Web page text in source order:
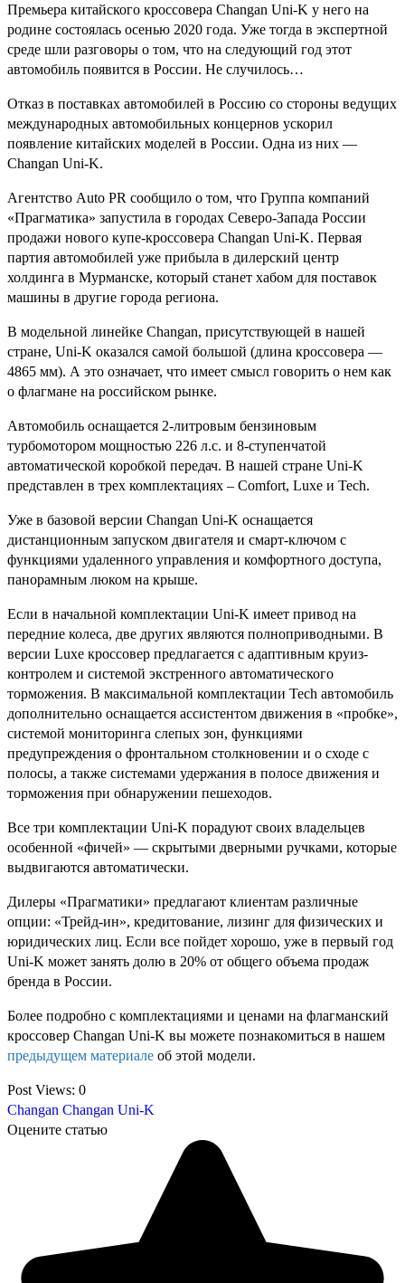
Премьера китайского кроссовера Changan Uni-K у него на
родине состоялась осенью 2020 года. Уже тогда в экспертной
среде шли разговоры о том, что на следующий год этот
автомобиль появится в России. Не случилось…
Отказ в поставках автомобилей в Россию со стороны ведущих
международных автомобильных концернов ускорил
появление китайских моделей в России. Одна из них —
Changan Uni-K.
Агентство Auto PR сообщило о том, что Группа компаний
«Прагматика» запустила в городах Северо-Запада России
продажи нового купе-кроссовера Changan Uni-K. Первая
партия автомобилей уже прибыла в дилерский центр
холдинга в Мурманске, который станет хабом для поставок
машины в другие города региона.
В модельной линейке Changan, присутствующей в нашей
стране, Uni-K оказался самой большой (длина кроссовера —
4865 мм). А это означает, что имеет смысл говорить о нем как
о флагмане на российском рынке.
Автомобиль оснащается 2-литровым бензиновым
турбомотором мощностью 226 л.с. и 8-ступенчатой
автоматической коробкой передач. В нашей стране Uni-K
представлен в трех комплектациях – Comfort, Luxe и Tech.
Уже в базовой версии Changan Uni-K оснащается
дистанционным запуском двигателя и смарт-ключом с
функциями удаленного управления и комфортного доступа,
панорамным люком на крыше.
Если в начальной комплектации Uni-K имеет привод на
передние колеса, две других являются полноприводными. В
версии Luxe кроссовер предлагается с адаптивным круиз-
контролем и системой экстренного автоматического
торможения. В максимальной комплектации Tech автомобиль
дополнительно оснащается ассистентом движения в «пробке»,
системой мониторинга слепых зон, функциями
предупреждения о фронтальном столкновении и о сходе с
полосы, а также системами удержания в полосе движения и
торможения при обнаружении пешеходов.
Все три комплектации Uni-K порадуют своих владельцев
особенной «фичей» — скрытыми дверными ручками, которые
выдвигаются автоматически.
Дилеры «Прагматики» предлагают клиентам различные
опции: «Трейд-ин», кредитование, лизинг для физических и
юридических лиц. Если все пойдет хорошо, уже в первый год
Uni-K может занять долю в 20% от общего объема продаж
бренда в России.
Более подробно с комплектациями и ценами на флагманский
кроссовер Changan Uni-K вы можете познакомиться в нашем
предыдущем материале об этой модели.
Post Views: 0
Changan Changan Uni-K
Оцените статью